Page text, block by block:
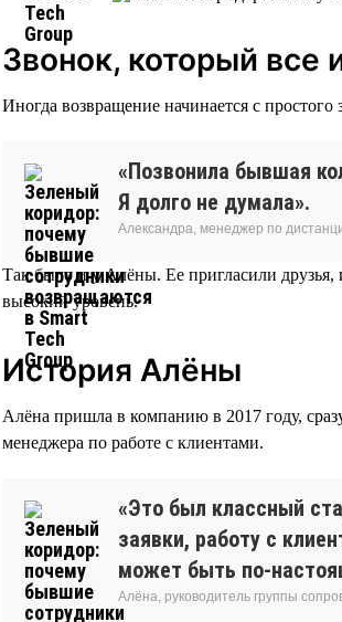
Звонок, который все
Иногда возвращение начинается с простого
«Позвонила бывшая
Я долго не думала».
Александра, менеджер по
Так было и у Алёны. Ее пригласили друзья,
высокий уровень.
История Алёны
Алёна пришла в компанию в 2017 году,
менеджера по работе с клиентами.
«Это был классный
заявки, работу с
может быть по-
Алёна, руководитель группы